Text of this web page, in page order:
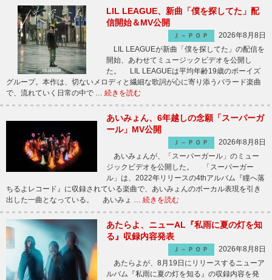
LIL LEAGUE、新曲「僕を探してた」配
信開始＆MV公開
Ｊ－ＰＯＰ
2026年8月8日
LIL LEAGUEが新曲「僕を探してた」の配信を
開始、あわせてミュージックビデオを公開し
た。 LIL LEAGUEは平均年齢19歳のボーイズ
グループ。本作は、切ないメロディと繊細な歌詞が心に寄り添うバラード楽曲
で、流れていく日常の中で … 続きを読む
あいみょん、6年越しの念願「スーパーガ
ール」MV公開
Ｊ－ＰＯＰ
2026年8月8日
あいみょんが、「スーパーガール」のミュー
ジックビデオを公開した。 「スーパーガー
ル」は、2022年リリースの4thアルバム『瞳へ落
ちるよレコード』に収録されている楽曲で、あいみょんのボーカル表現を引き
出した一曲となっている。 あいみょ … 続きを読む
あたらよ、ニューAL『私雨に夏の灯を知
る』収録内容発表
Ｊ－ＰＯＰ
2026年8月8日
あたらよが、8月19日にリリースするニューア
ルバム『私雨に夏の灯を知る』の収録内容を発